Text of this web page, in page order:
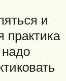
и
практика
надо